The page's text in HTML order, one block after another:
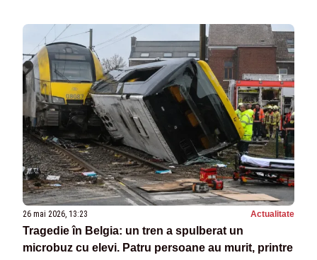
26 mai 2026, 13:23 Actualitate
Tragedie în Belgia: un tren a spulberat un
microbuz cu elevi. Patru persoane au murit, printre